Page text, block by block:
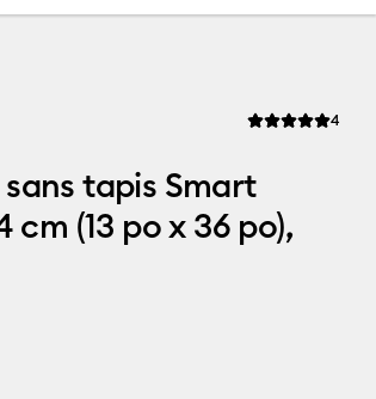
La note 4
tapis Smart
cm (13 po x 36 po),